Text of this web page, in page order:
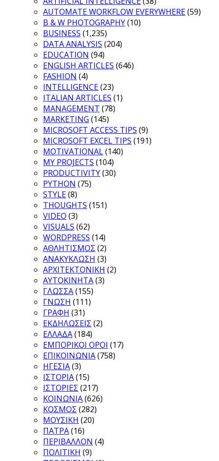
AUTOMATE WORKFLOW EVERYWHERE(59)
B & W PHOTOGRAPHY(10)
BUSINESS (1,235)
DATA ANALYSIS (204)
EDUCATION (94)
ENGLISH ARTICLES (646)
FASHION (4)
INTELLIGENCE(23)
ITALIAN ARTICLES (1)
MANAGEMENT (78)
MARKETING (145)
MICROSOFT ACCESS TIPS (9)
MICROSOFT EXCEL TIPS (191)
MOTIVATIONAL(140)
MY PROJECTS (104)
PRODUCTIVITY(30)
PYTHON (75)
STYLE(8)
THOUGHTS (151)
VIDEO (3)
VISUALS (62)
WORDPRESS (14)
ΑΘΛΗΤΙΣΜΟΣ (2)
ΑΝΑΚΥΚΛΩΣΗ (3)
ΑΡΧΙΤΕΚΤΟΝΙΚΗ (2)
ΑΥΤΟΚΙΝΗΤΑ(3)
ΓΛΩΣΣΑ(155)
ΓΝΩΣΗ (111)
ΓΡΑΦΗ (31)
ΕΚΔΗΛΩΣΕΙΣ (2)
ΕΛΛΑΔΑ(184)
ΕΜΠΟΡΙΚΟΙ ΟΡΟΙ (17)
ΕΠΙΚΟΙΝΩΝΙΑ(758)
ΗΓΕΣΙΑ(3)
ΙΣΤΟΡΙΑ(15)
ΙΣΤΟΡΙΕΣ (217)
ΚΟΙΝΩΝΙΑ(626)
ΚΟΣΜΟΣ (282)
ΜΟΥΣΙΚΗ (20)
ΠΑΤΡΑ(16)
ΠΕΡΙΒΑΛΛΟΝ (4)
ΠΟΛΙΤΙΚΗ (9)